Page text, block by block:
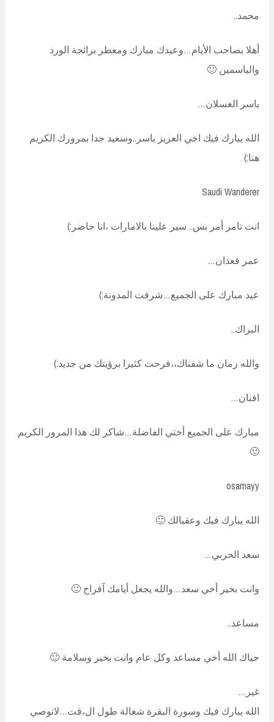
محمد..
أهلا بصاحب الأيام…وعيدك مبارك ومعطر برائحة الورد
والياسمين 🙂
ياسر الغسلان…
الله يبارك فيك اخي العزيز ياسر..وسعيد جدا بمرورك الكريم
هنا:)
Saudi Wanderer
انت تامر أمر بس.. سير علينا بالامارات ،انا حاضر:)
عمر قعدان…
عيد مبارك على الجميع…شرفت المدونة:)
البراك..
والله زمان ما شفناك،،فرحت كثيرا برؤيتك من جديد:)
افنان…
مبارك على الجميع أختي الفاضلة…شاكر لك هذا المرور الكريم
🙂
osamayy
الله يبارك فيك وعقبالك 🙂
سعد الحربي…
وانت بخير أخي سعد…والله يجعل أيامك آفراح 🙂
مساعد..
حياك الله أخي مساعد وكل عام وانت بخير وسلامة 🙂
غير…
الله يبارك فيك وسورة البقرة شغالة طول ال،قت…لاتوصي